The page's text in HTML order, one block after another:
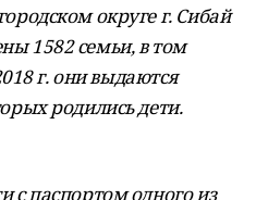
округе г. Сибай
1582 семьи, в том
г. они выдаются
родились дети.
с паспортом одного из